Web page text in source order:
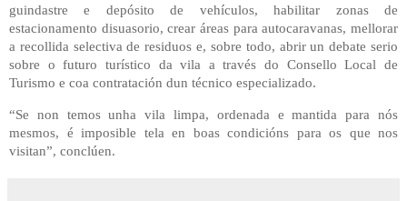
guindastre e depósito de vehículos, habilitar zonas de
estacionamento disuasorio, crear áreas para autocaravanas, mellorar
a recollida selectiva de residuos e, sobre todo, abrir un debate serio
sobre o futuro turístico da vila a través do Consello Local de
Turismo e coa contratación dun técnico especializado.
“Se non temos unha vila limpa, ordenada e mantida para nós
mesmos, é imposible tela en boas condicións para os que nos
visitan”, conclúen.